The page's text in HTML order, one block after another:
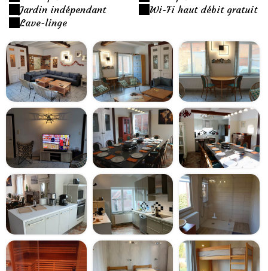
Jardin indépendant
Lave-linge
Wi-Fi haut débit gratuit